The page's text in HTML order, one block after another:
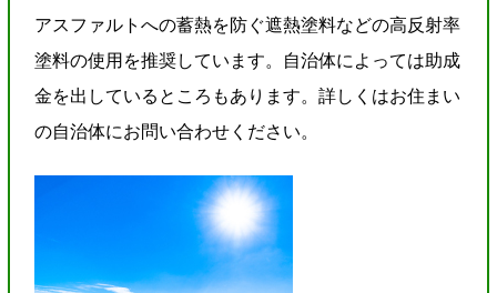
アスファルトへの蓄熱を防ぐ遮熱塗料などの高反射率
塗料の使用を推奨しています。自治体によっては助成
金を出しているところもあります。詳しくはお住まい
の自治体にお問い合わせください。